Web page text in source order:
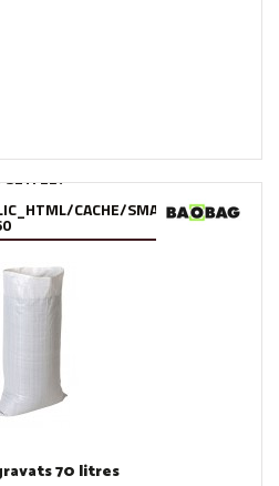
227
CACHE/SMARTY/
70 litres